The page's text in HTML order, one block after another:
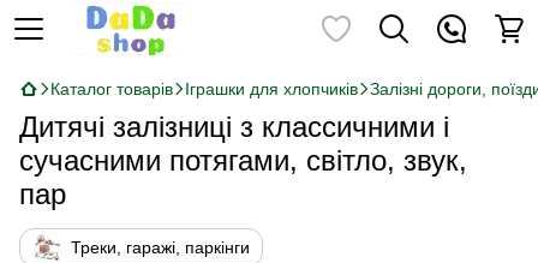
Каталог товарів Іграшки для хлопчиків Залізні дороги,
Дитячі залізниці з классичними і
сучасними потягами, світло, звук,
пар
Треки, гаражі, паркінги